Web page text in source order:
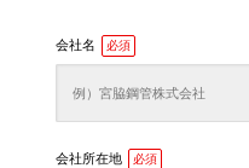
会社名 必須
会社所在地 必須